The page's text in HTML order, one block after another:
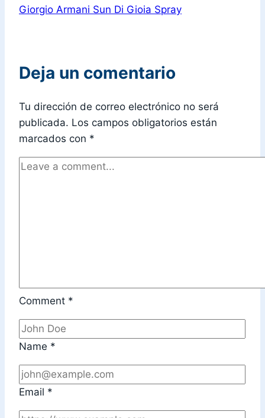
Giorgio Armani Sun Di Gioia Spray
Deja un comentario
Tu dirección de correo electrónico no será
publicada. Los campos obligatorios están
marcados con *
Comment *
Name *
Email *